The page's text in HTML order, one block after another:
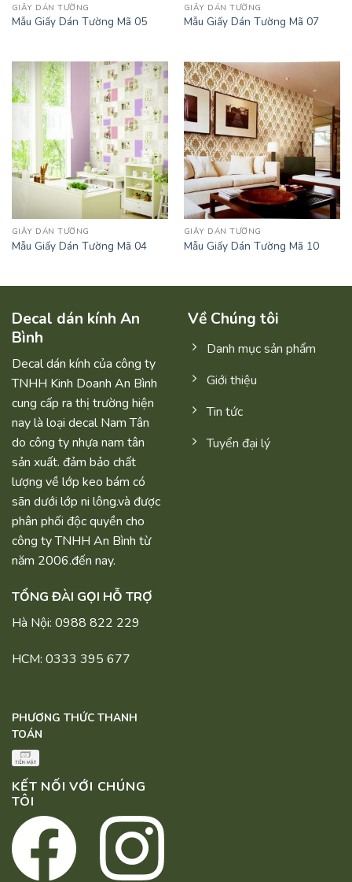
GIẤY DÁN TƯỜNG
Mẫu Giấy Dán Tường Mã 05
GIẤY DÁN TƯỜNG
Mẫu Giấy Dán Tường Mã 07
GIẤY DÁN TƯỜNG
Mẫu Giấy Dán Tường Mã 04
GIẤY DÁN TƯỜNG
Mẫu Giấy Dán Tường Mã 10
Decal dán kính An
Bình
Decal dán kính của công ty
TNHH Kinh Doanh An Bình
cung cấp ra thị trường hiện
nay là loại decal Nam Tân
do công ty nhựa nam tân
sản xuất. đảm bảo chất
lượng về lớp keo bám có
sãn dưới lớp ni lông.và được
phân phối độc quyền cho
công ty TNHH An Bình từ
năm 2006.đến nay.
TỔNG ĐÀI GỌI HỖ TRỢ
Hà Nội: 0988 822 229
HCM: 0333 395 677
Về Chúng tôi
Danh mục sản phẩm
Giới thiệu
Tin tức
Tuyển đại lý
PHƯƠNG THỨC THANH
TOÁN
KẾT NỐI VỚI CHÚNG
TÔI